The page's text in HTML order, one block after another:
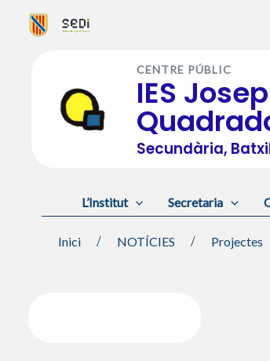
CENTRE PÚBLIC
IES
Secundària,
L’Institut Secretaria
Inici NOTÍCIES Projectes